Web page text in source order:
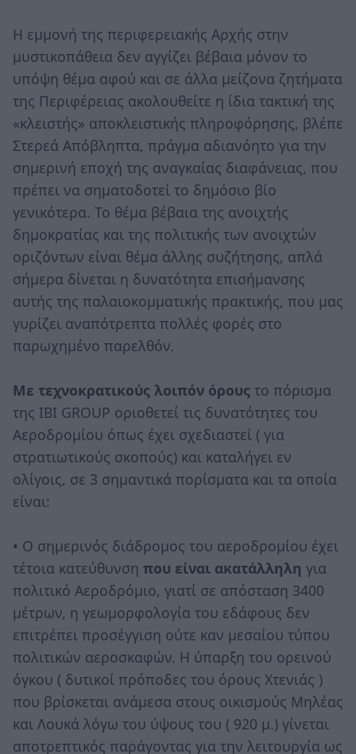
Η εμμονή της περιφερειακής Αρχής στην
μυστικοπάθεια δεν αγγίζει βέβαια μόνον το
υπόψη θέμα αφού και σε άλλα μείζονα ζητήματα
της Περιφέρειας ακολουθείτε η ίδια τακτική της
«κλειστής» αποκλειστικής πληροφόρησης, βλέπε
Στερεά Απόβληπτα, πράγμα αδιανόητο για την
σημερινή εποχή της αναγκαίας διαφάνειας, που
πρέπει να σηματοδοτεί το δημόσιο βίο
γενικότερα. Το θέμα βέβαια της ανοιχτής
δημοκρατίας και της πολιτικής των ανοιχτών
οριζόντων είναι θέμα άλλης συζήτησης, απλά
σήμερα δίνεται η δυνατότητα επισήμανσης
αυτής της παλαιοκομματικής πρακτικής, που μας
γυρίζει αναπότρεπτα πολλές φορές στο
παρωχημένο παρελθόν.
Με τεχνοκρατικούς λοιπόν όρους το πόρισμα
της ΙΒΙ GROUP οριοθετεί τις δυνατότητες του
Αεροδρομίου όπως έχει σχεδιαστεί ( για
στρατιωτικούς σκοπούς) και καταλήγει εν
ολίγοις, σε 3 σημαντικά πορίσματα και τα οποία
είναι:
• Ο σημερινός διάδρομος του αεροδρομίου έχει
τέτοια κατεύθυνση που είναι ακατάλληλη για
πολιτικό Αεροδρόμιο, γιατί σε απόσταση 3400
μέτρων, η γεωμορφολογία του εδάφους δεν
επιτρέπει προσέγγιση ούτε καν μεσαίου τύπου
πολιτικών αεροσκαφών. Η ύπαρξη του ορεινού
όγκου ( δυτικοί πρόποδες του όρους Χτενιάς )
που βρίσκεται ανάμεσα στους οικισμούς Μηλέας
και Λουκά λόγω του ύψους του ( 920 μ.) γίνεται
αποτρεπτικός παράγοντας για την λειτουργία ως